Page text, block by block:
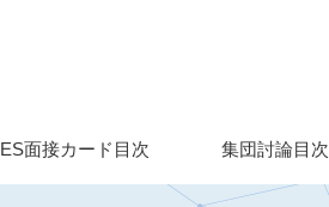
ES面接カード目次 集団討論目次